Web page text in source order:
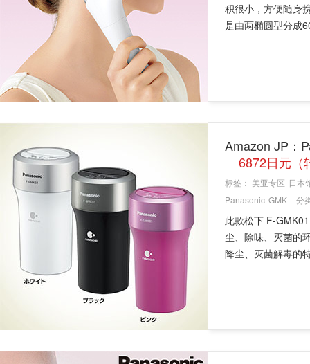
积很小，方便随身
是由两椭圆型分成
Amazon JP：
6872日元（
标签： 美亚专区 日本
Panasonic GMK 分
此款松下 F-
尘、除味、灭菌的
降尘、灭菌解毒的